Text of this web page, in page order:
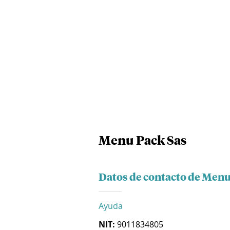
Menu Pack Sas
Datos de contacto de
Ayuda
NIT: 9011834805